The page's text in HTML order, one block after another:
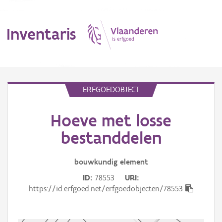
Inventaris
Aanduidingsobject
ERFGOEDOBJECT
Hoeve met losse
bestanddelen
bouwkundig element
ID 78553
URI
https://id.erfgoed.net/erfgoedobjecten/78553